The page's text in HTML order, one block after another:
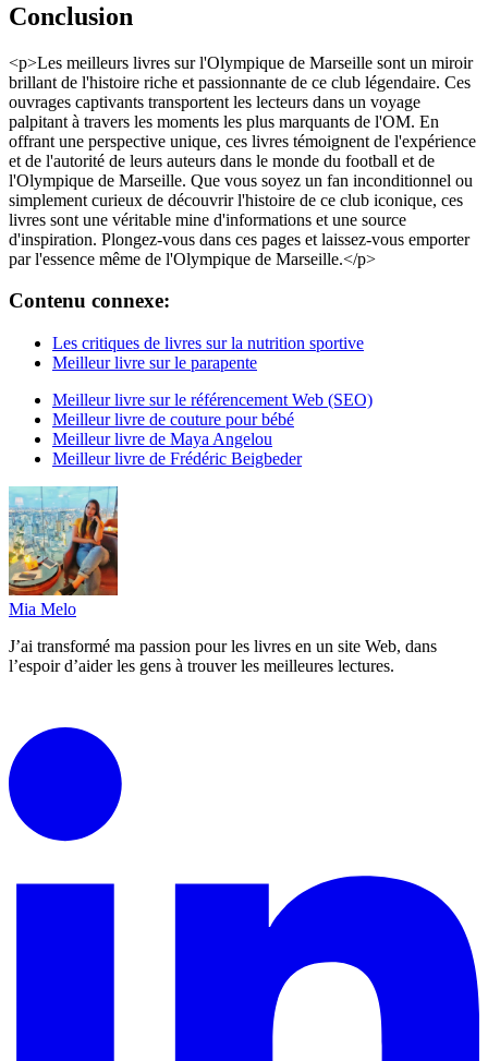
Conclusion
<p>Les meilleurs livres sur l'Olympique de Marseille sont un miroir
brillant de l'histoire riche et passionnante de ce club légendaire. Ces
ouvrages captivants transportent les lecteurs dans un voyage
palpitant à travers les moments les plus marquants de l'OM. En
offrant une perspective unique, ces livres témoignent de l'expérience
et de l'autorité de leurs auteurs dans le monde du football et de
l'Olympique de Marseille. Que vous soyez un fan inconditionnel ou
simplement curieux de découvrir l'histoire de ce club iconique, ces
livres sont une véritable mine d'informations et une source
d'inspiration. Plongez-vous dans ces pages et laissez-vous emporter
par l'essence même de l'Olympique de Marseille.</p>
Contenu connexe:
Les critiques de livres sur la nutrition sportive
Meilleur livre sur le parapente
Meilleur livre sur le référencement Web (SEO)
Meilleur livre de couture pour bébé
Meilleur livre de Maya Angelou
Meilleur livre de Frédéric Beigbeder
Mia Melo
J’ai transformé ma passion pour les livres en un site Web, dans
l’espoir d’aider les gens à trouver les meilleures lectures.